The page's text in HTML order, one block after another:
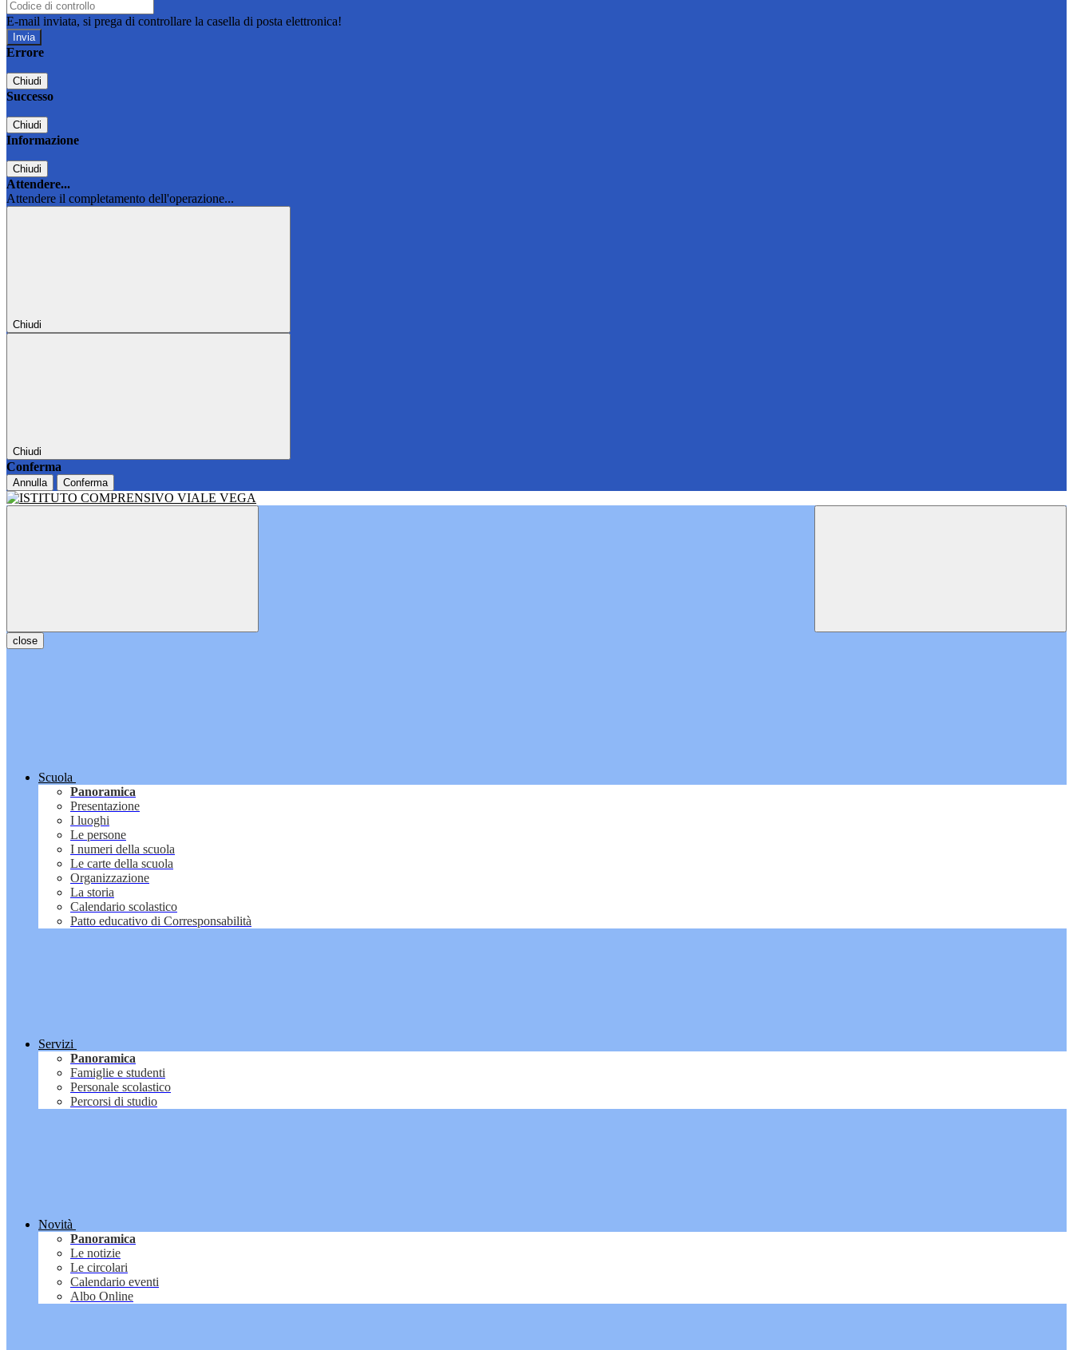
E-mail inviata, si prega di controllare la casella di posta elettronica!
Errore
Chiudi
Successo
Chiudi
Informazione
Chiudi
Attendere...
Attendere il completamento dell'operazione...
Chiudi
Chiudi
Conferma
Annulla Conferma
close
Scuola
Panoramica
Presentazione
I luoghi
Le persone
I numeri della scuola
Le carte della scuola
Organizzazione
La storia
Calendario scolastico
Patto educativo di Corresponsabilità
Servizi
Panoramica
Famiglie e studenti
Personale scolastico
Percorsi di studio
Novità
Panoramica
Le notizie
Le circolari
Calendario eventi
Albo Online